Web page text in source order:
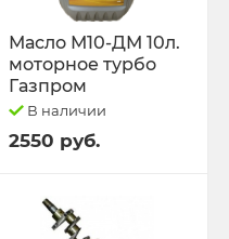
Масло М10-ДМ 10л.
моторное турбо
Газпром
В наличии
2550 руб.